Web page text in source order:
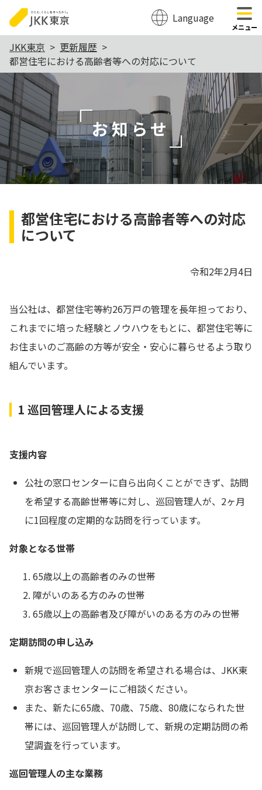
のページの本文へ移動
Language
メニュー
こ
こ
か
ら
JKK東京
更新履歴
都営住宅における高齢者等への対応について
お知らせ
都営住宅における高齢者等への対応
について
令和2年2月4日
当公社は、都営住宅等約26万戸の管理を長年担っており、
これまでに培った経験とノウハウをもとに、都営住宅等に
お住まいのご高齢の方等が安全・安心に暮らせるよう取り
組んでいます。
1 巡回管理人による支援
支援内容
公社の窓口センターに自ら出向くことができず、訪問
を希望する高齢世帯等に対し、巡回管理人が、2ヶ月
に1回程度の定期的な訪問を行っています。
対象となる世帯
65歳以上の高齢者のみの世帯
障がいのある方のみの世帯
65歳以上の高齢者及び障がいのある方のみの世帯
定期訪問の申し込み
新規で巡回管理人の訪問を希望される場合は、JKK東
京お客さまセンターにご相談ください。
また、新たに65歳、70歳、75歳、80歳になられた世
帯には、巡回管理人が訪問して、新規の定期訪問の希
望調査を行っています。
巡回管理人の主な業務